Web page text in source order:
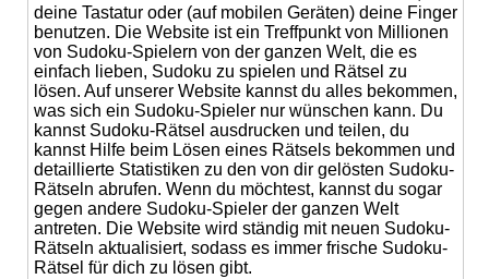
deine Tastatur oder (auf mobilen Geräten) deine Finger
benutzen. Die Website ist ein Treffpunkt von Millionen
von Sudoku-Spielern von der ganzen Welt, die es
einfach lieben, Sudoku zu spielen und Rätsel zu
lösen. Auf unserer Website kannst du alles bekommen,
was sich ein Sudoku-Spieler nur wünschen kann. Du
kannst Sudoku-Rätsel ausdrucken und teilen, du
kannst Hilfe beim Lösen eines Rätsels bekommen und
detaillierte Statistiken zu den von dir gelösten Sudoku-
Rätseln abrufen. Wenn du möchtest, kannst du sogar
gegen andere Sudoku-Spieler der ganzen Welt
antreten. Die Website wird ständig mit neuen Sudoku-
Rätseln aktualisiert, sodass es immer frische Sudoku-
Rätsel für dich zu lösen gibt.